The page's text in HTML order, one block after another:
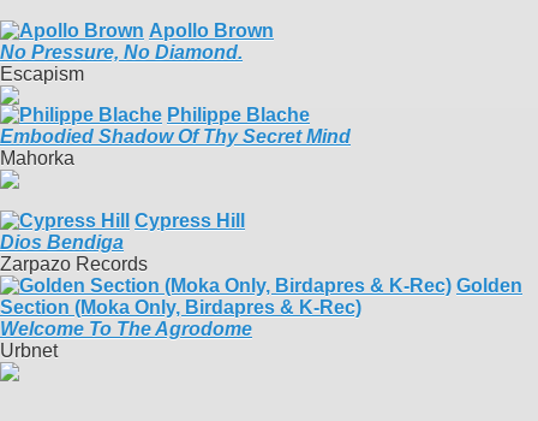
Apollo Brown
No Pressure, No Diamond.
Escapism
Philippe Blache
Embodied Shadow Of Thy Secret Mind
Mahorka
Cypress Hill
Dios Bendiga
Zarpazo Records
Golden
Section (Moka Only, Birdapres & K-Rec)
Welcome To The Agrodome
Urbnet